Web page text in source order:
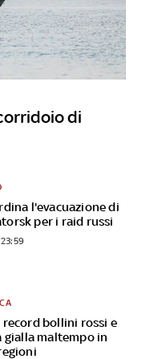
di
l'evacuazione di
per i raid russi
record bollini rossi e
gialla maltempo in